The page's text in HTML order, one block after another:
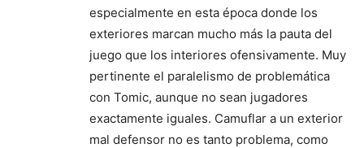
especialmente en esta época donde los
exteriores marcan mucho más la pauta del
juego que los interiores ofensivamente. Muy
pertinente el paralelismo de problemática
con Tomic, aunque no sean jugadores
exactamente iguales. Camuflar a un exterior
mal defensor no es tanto problema, como